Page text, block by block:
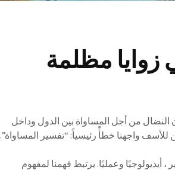
زوايا مظلمة
النضال من أجل المساواة بين الدول وداخل
للأسف واجهنا خطأً رئيسياً: “تفسير المساواة”.
وعمليًا. يرتبط فهمنا لمفهوم